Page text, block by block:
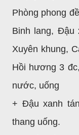
Phòng phong
Binh lang, Đậu
Xuyên khung,
Hồi hương 3
nước, uống
+ Đậu xanh
thang uống.